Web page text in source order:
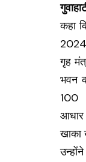
कहा
2024
गृह
भवन
100
खाका